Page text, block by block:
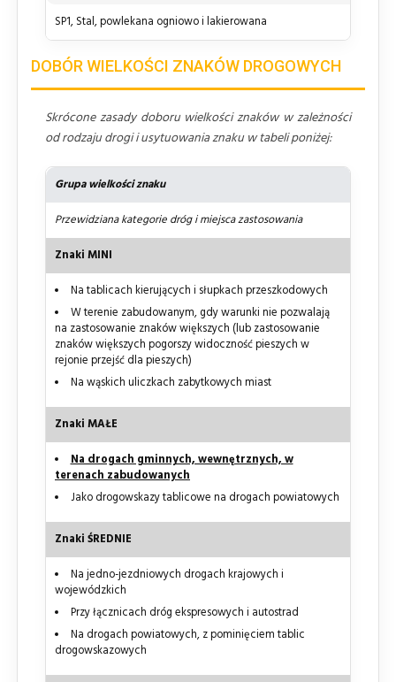
SP1, Stal, powlekana ogniowo i lakierowana
DOBÓR WIELKOŚCI ZNAKÓW DROGOWYCH
Skrócone zasady doboru wielkości znaków w zależności
od rodzaju drogi i usytuowania znaku w tabeli poniżej:
Grupa wielkości znaku
Przewidziana kategorie dróg i miejsca zastosowania
Znaki MINI
Na tablicach kierujących i słupkach przeszkodowych
W terenie zabudowanym, gdy warunki nie pozwalają
na zastosowanie znaków większych (lub zastosowanie
znaków większych pogorszy widoczność pieszych w
rejonie przejść dla pieszych)
Na wąskich uliczkach zabytkowych miast
Znaki MAŁE
Na drogach gminnych, wewnętrznych, w
terenach zabudowanych
Jako drogowskazy tablicowe na drogach powiatowych
Znaki ŚREDNIE
Na jedno-jezdniowych drogach krajowych i
wojewódzkich
Przy łącznicach dróg ekspresowych i autostrad
Na drogach powiatowych, z pominięciem tablic
drogowskazowych